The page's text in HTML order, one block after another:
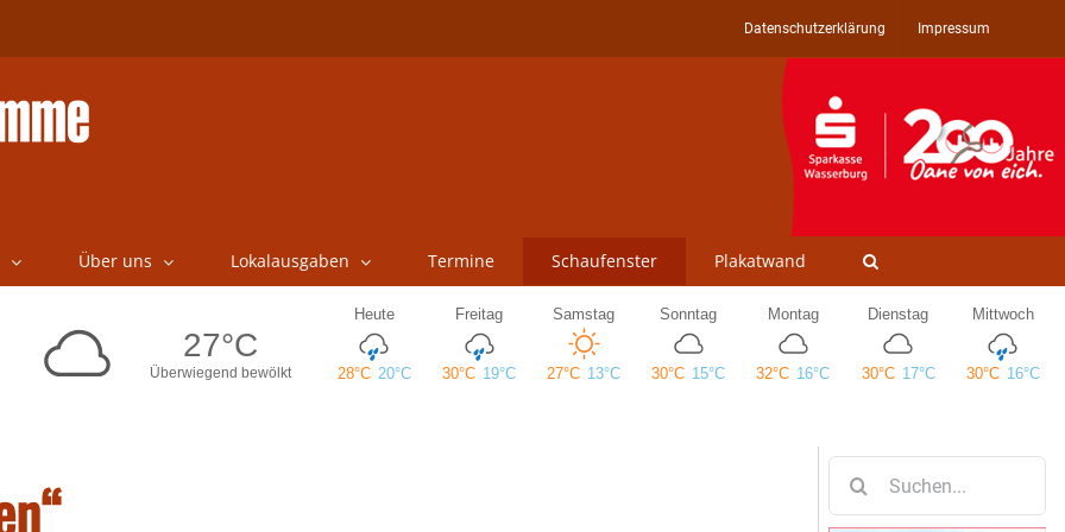
Datenschutzerklärung Impressum
Über uns Lokalausgaben Termine Schaufenster Plakatwand
nach: